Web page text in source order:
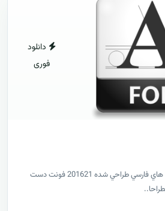
دانلود
فوری
جذابترين و کارآمد ترين فونت هاي فارسي طراحي شده 201621 فونت دست